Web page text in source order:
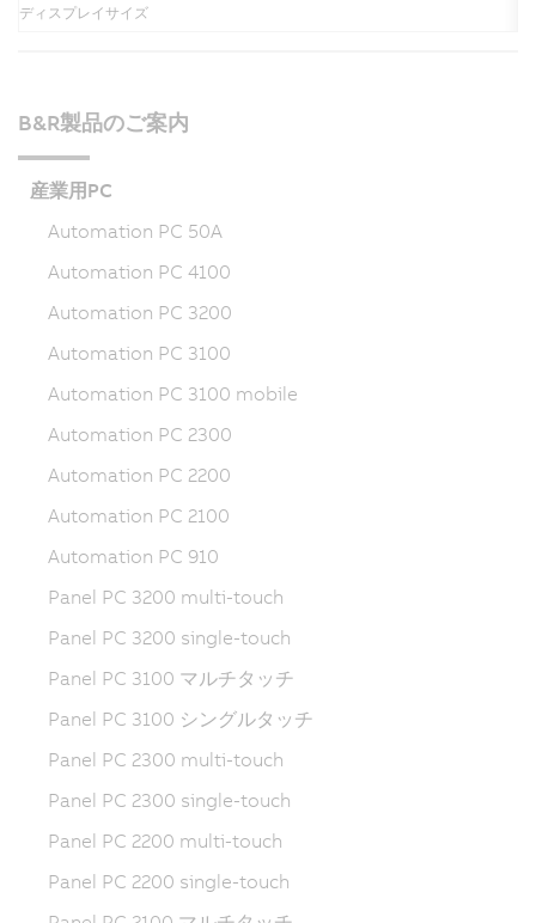
ディスプレイサイズ
B&R製品のご案内
産業用PC
Automation PC 50A
Automation PC 4100
Automation PC 3200
Automation PC 3100
Automation PC 3100 mobile
Automation PC 2300
Automation PC 2200
Automation PC 2100
Automation PC 910
Panel PC 3200 multi-touch
Panel PC 3200 single-touch
Panel PC 3100 マルチタッチ
Panel PC 3100 シングルタッチ
Panel PC 2300 multi-touch
Panel PC 2300 single-touch
Panel PC 2200 multi-touch
Panel PC 2200 single-touch